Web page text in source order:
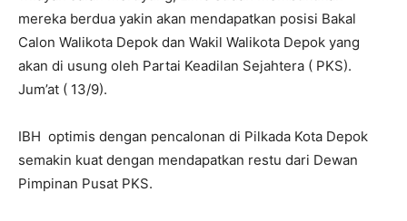
mereka berdua yakin akan mendapatkan posisi Bakal
Calon Walikota Depok dan Wakil Walikota Depok yang
akan di usung oleh Partai Keadilan Sejahtera ( PKS).
Jum’at ( 13/9).
IBH optimis dengan pencalonan di Pilkada Kota Depok
semakin kuat dengan mendapatkan restu dari Dewan
Pimpinan Pusat PKS.